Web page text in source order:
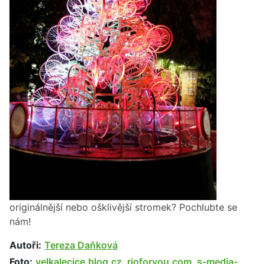
originálnější nebo ošklivější stromek? Pochlubte se
nám!
Autoři: Tereza Daňková
Foto: velkalecice.blog.cz rioforyou.com s-media-